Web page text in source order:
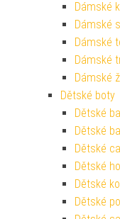
Dámské
Dámské
Dámské
Dámské
Dámské
Dětské boty
Dětské
Dětské
Dětské
Dětské
Dětské
Dětské